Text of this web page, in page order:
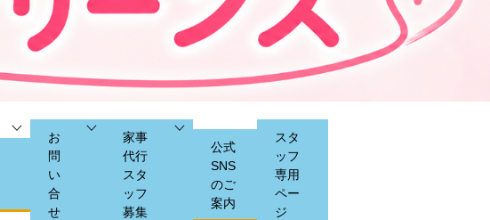
お
問
い
合
せ
家事
代行
スタ
ッフ
募集
公式
SNS
のご
案内
スタ
ッフ
専用
ペー
ジ